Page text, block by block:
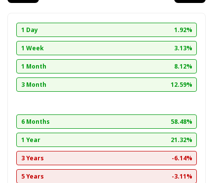
1 Day 1.92%
1 Week 3.13%
1 Month 8.12%
3 Month 12.59%
6 Months 58.48%
1 Year 21.32%
3 Years -6.14%
5 Years -3.11%